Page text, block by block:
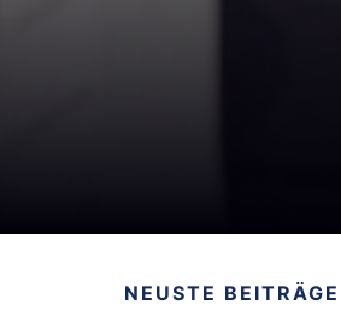
NEUSTE BEITRÄGE